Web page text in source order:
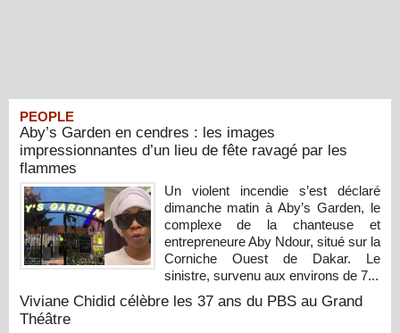
PEOPLE
Aby’s Garden en cendres : les images
impressionnantes d’un lieu de fête ravagé par les
flammes
Un violent incendie s’est déclaré
dimanche matin à Aby’s Garden, le
complexe de la chanteuse et
entrepreneure Aby Ndour, situé sur la
Corniche Ouest de Dakar. Le
sinistre, survenu aux environs de 7...
Viviane Chidid célèbre les 37 ans du PBS au Grand
Théâtre